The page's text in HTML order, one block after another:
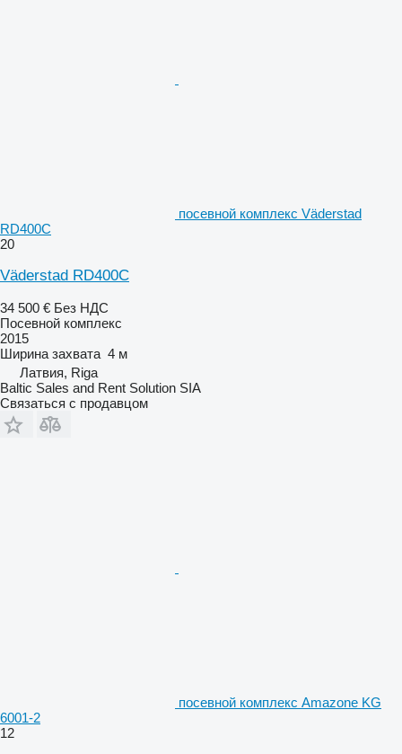
посевной комплекс Väderstad
RD400C
20
Väderstad RD400C
34 500 € Без НДС
Посевной комплекс
2015
Ширина захвата 4 м
Латвия, Riga
Baltic Sales and Rent Solution SIA
Связаться с продавцом
посевной комплекс Amazone KG
6001-2
12